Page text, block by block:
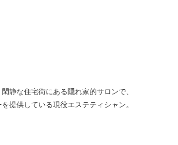
静な住宅街にある隠れ家的サロンで、
提供している現役エステティシャン。